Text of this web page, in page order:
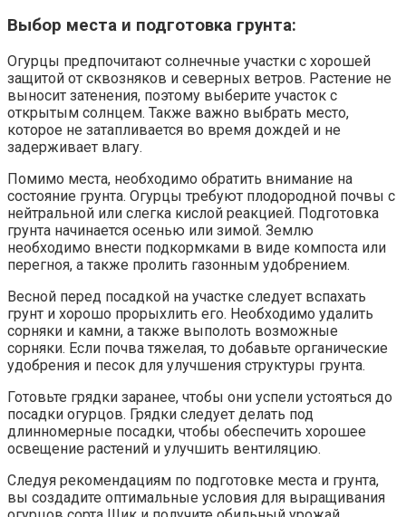
Выбор места и подготовка грунта:
Огурцы предпочитают солнечные участки с хорошей
защитой от сквозняков и северных ветров. Растение не
выносит затенения, поэтому выберите участок с
открытым солнцем. Также важно выбрать место,
которое не затапливается во время дождей и не
задерживает влагу.
Помимо места, необходимо обратить внимание на
состояние грунта. Огурцы требуют плодородной почвы с
нейтральной или слегка кислой реакцией. Подготовка
грунта начинается осенью или зимой. Землю
необходимо внести подкормками в виде компоста или
перегноя, а также пролить газонным удобрением.
Весной перед посадкой на участке следует вспахать
грунт и хорошо прорыхлить его. Необходимо удалить
сорняки и камни, а также выполоть возможные
сорняки. Если почва тяжелая, то добавьте органические
удобрения и песок для улучшения структуры грунта.
Готовьте грядки заранее, чтобы они успели устояться до
посадки огурцов. Грядки следует делать под
длинномерные посадки, чтобы обеспечить хорошее
освещение растений и улучшить вентиляцию.
Следуя рекомендациям по подготовке места и грунта,
вы создадите оптимальные условия для выращивания